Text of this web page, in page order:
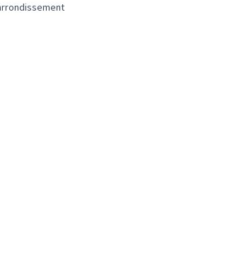
enfance et jeunesse
les résultats pour la localisation : 3e arrondissement